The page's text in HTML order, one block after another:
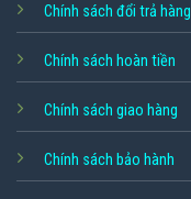
Chính sách đổi trả hàng
Chính sách hoàn tiền
Chính sách giao hàng
Chính sách bảo hành